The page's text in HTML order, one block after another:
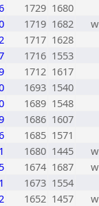
1729 1680
1719 1682
w
1717 1628
1716 1553
1712 1617
1693 1540
1689 1548
1686 1607
1685 1571
1680 1445
w
1674 1687
w
1673 1554
1652 1457
w